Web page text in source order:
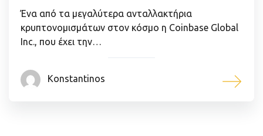
Ένα από τα μεγαλύτερα ανταλλακτήρια
κρυπτονομισμάτων στον κόσμο η Coinbase Global
Inc., που έχει την…
Konstantinos